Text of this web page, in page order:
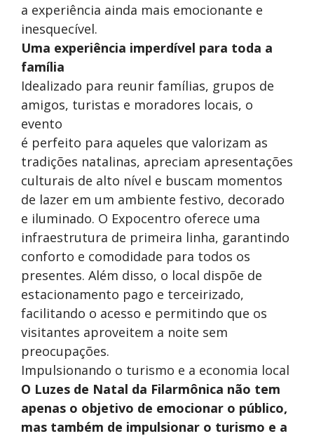
a experiência ainda mais emocionante e
inesquecível.
Uma experiência imperdível para toda a
família
Idealizado para reunir famílias, grupos de
amigos, turistas e moradores locais, o
evento
é perfeito para aqueles que valorizam as
tradições natalinas, apreciam apresentações
culturais de alto nível e buscam momentos
de lazer em um ambiente festivo, decorado
e iluminado. O Expocentro oferece uma
infraestrutura de primeira linha, garantindo
conforto e comodidade para todos os
presentes. Além disso, o local dispõe de
estacionamento pago e terceirizado,
facilitando o acesso e permitindo que os
visitantes aproveitem a noite sem
preocupações.
Impulsionando o turismo e a economia local
O Luzes de Natal da Filarmônica não tem
apenas o objetivo de emocionar o público,
mas também de impulsionar o turismo e a